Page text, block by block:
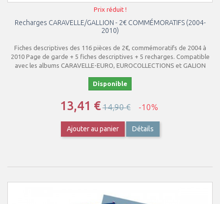
Prix réduit !
Recharges CARAVELLE/GALLION - 2€ COMMÉMORATIFS (2004-
2010)
Fiches descriptives des 116 pièces de 2€, commémoratifs de 2004 à
2010 Page de garde + 5 fiches descriptives + 5 recharges. Compatible
avec les albums CARAVELLE-EURO, EUROCOLLECTIONS et GALION
Disponible
13,41 €14,90 € -10%
Ajouter au panier Détails